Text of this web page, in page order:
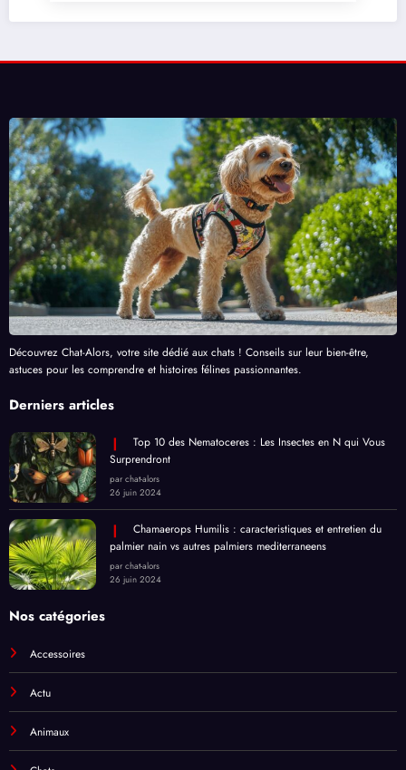
Découvrez Chat-Alors, votre site dédié aux chats ! Conseils sur leur bien-être,
astuces pour les comprendre et histoires félines passionnantes.
Derniers articles
Top 10 des Nematoceres : Les Insectes en N qui Vous
Surprendront
par chat-alors
26 juin 2024
Chamaerops Humilis : caracteristiques et entretien du
palmier nain vs autres palmiers mediterraneens
par chat-alors
26 juin 2024
Nos catégories
Accessoires
Actu
Animaux